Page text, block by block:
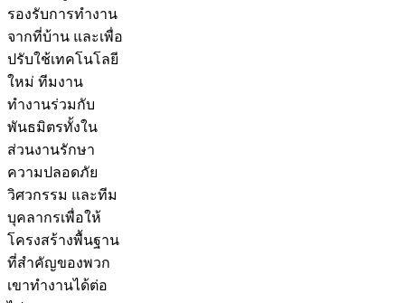
รองรับการทำงาน
จากที่บ้าน และเพื่อ
ปรับใช้เทคโนโลยี
ใหม่ ทีมงาน
ทำงานร่วมกับ
พันธมิตรทั้งใน
ส่วนงานรักษา
ความปลอดภัย
วิศวกรรม และทีม
บุคลากรเพื่อให้
โครงสร้างพื้นฐาน
ที่สำคัญของพวก
เขาทำงานได้ต่อ